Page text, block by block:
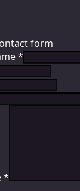
form
*
*